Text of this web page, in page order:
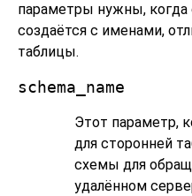
параметры нужны, когда
создаётся с именами,
таблицы.
schema_name
Этот параметр,
для сторонней
схемы для
удалённом